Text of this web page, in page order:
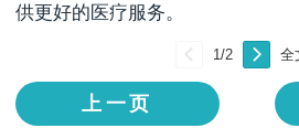
供更好的医疗服务。
1/2
下一页 全
上一页